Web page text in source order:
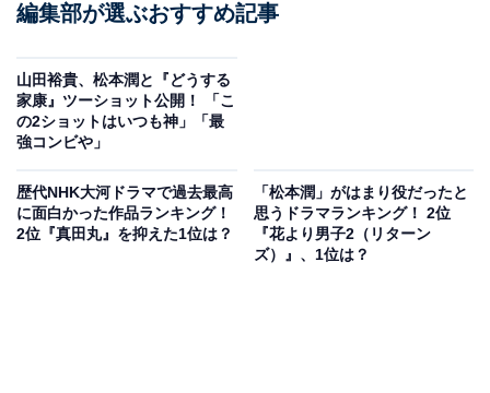
久能山東照宮。「世界に類をみない平和をつくった家康公はすごいと思いま
すね」とは案内してくれた方の弁
まずは国宝「久能山東照宮」へ。徳川家康公本人の遺言
でこの地に埋葬され、祭られています。
大河ドラマの放映で参拝者はおよそ1.5倍に増え、松本潤
編集部が選ぶおすすめ記事
山田裕貴、松本潤と『どうする
家康』ツーショット公開！ 「こ
の2ショットはいつも神」「最
強コンビや」
歴代NHK大河ドラマで過去最高
に面白かった作品ランキング！
2位『真田丸』を抑えた1位は？
「松本潤」がはまり役だったと
思うドラマランキング！ 2位
『花より男子2（リターン
ズ）』、1位は？